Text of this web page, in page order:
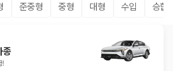
준중형 중형 대형 수입 승합
종
!